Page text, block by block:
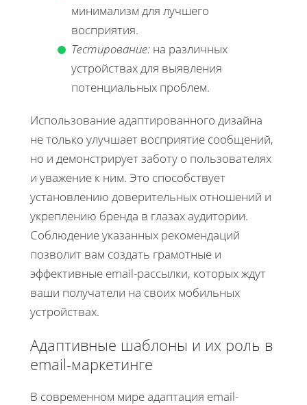
минимализм для лучшего
восприятия.
Тестирование: на различных
устройствах для выявления
потенциальных проблем.
Использование адаптированного дизайна
не только улучшает восприятие сообщений,
но и демонстрирует заботу о пользователях
и уважение к ним. Это способствует
установлению доверительных отношений и
укреплению бренда в глазах аудитории.
Соблюдение указанных рекомендаций
позволит вам создать грамотные и
эффективные email-рассылки, которых ждут
ваши получатели на своих мобильных
устройствах.
Адаптивные шаблоны и их роль в
email-маркетинге
В современном мире адаптация email-